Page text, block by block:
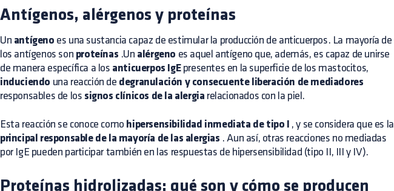
Antígenos, alérgenos y proteínas
Un antígeno es una sustancia capaz de estimular la producción de anticuerpos. La mayoría de
los antígenos son proteínas .Un alérgeno es aquel antígeno que, además, es capaz de unirse
de manera específica a los anticuerpos IgEpresentes en la superficie de los mastocitos,
induciendo una reacción de degranulación y consecuente liberación de mediadores
responsables de los signos clínicos de la alergia relacionados con la piel.
Esta reacción se conoce como hipersensibilidad inmediata de tipo I , y se considera que es la
principal responsable de la mayoría de las alergias . Aun así, otras reacciones no mediadas
por IgE pueden participar también en las respuestas de hipersensibilidad (tipo II, III y IV).
Proteínas hidrolizadas: qué son y cómo se producen